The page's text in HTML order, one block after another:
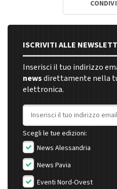
ISCRIVITI ALLE
Inserisci il tuo indirizzo
newsdirettamente nella
elettronica.
Indirizzo email
Scegli le tue edizioni:
News Alessandria
News Pavia
Eventi Nord-Ovest